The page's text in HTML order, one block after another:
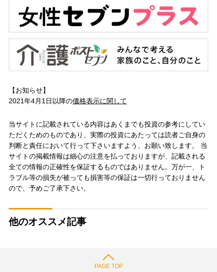
【お知らせ】
2021年4月1日以降の価格表示に関して
当サイトに記載されている内容はあくまでも投資の参考にしてい
ただくためのものであり、実際の投資にあたっては読者ご自身の
判断と責任において行って下さいますよう、お願い致します。 当
サイトの掲載情報は細心の注意を払っておりますが、記載される
全ての情報の正確性を保証するものではありません。万が一、ト
ラブル等の損失が被っても損害等の保証は一切行っておりません
ので、予めご了承下さい。
他のオススメ記事
PAGE TOP